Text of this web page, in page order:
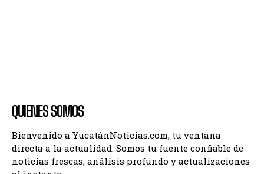
QUIENES SOMOS
Bienvenido a YucatánNoticias.com, tu ventana
directa a la actualidad. Somos tu fuente confiable de
noticias frescas, análisis profundo y actualizaciones